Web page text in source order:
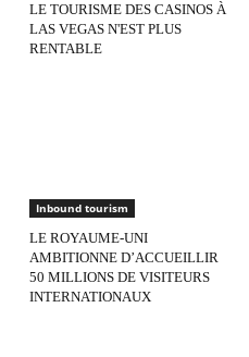
LE TOURISME DES CASINOS À
LAS VEGAS N'EST PLUS
RENTABLE
Inbound tourism
LE ROYAUME-UNI
AMBITIONNE D’ACCUEILLIR
50 MILLIONS DE VISITEURS
INTERNATIONAUX